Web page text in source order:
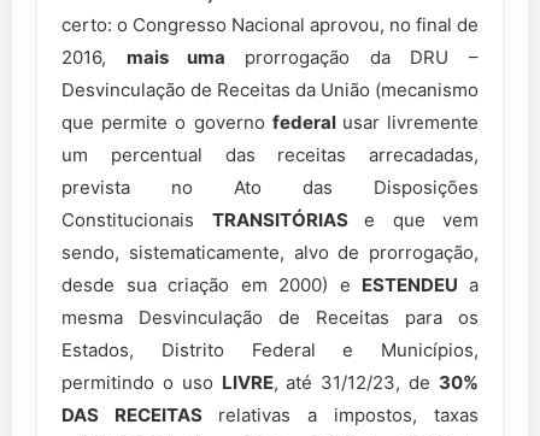
certo: o Congresso Nacional aprovou, no final de
2016, mais uma prorrogação da DRU –
Desvinculação de Receitas da União (mecanismo
que permite o governo federal usar livremente
um percentual das receitas arrecadadas,
prevista no Ato das Disposições
Constitucionais TRANSITÓRIAS e que vem
sendo, sistematicamente, alvo de prorrogação,
desde sua criação em 2000) e ESTENDEUa
mesma Desvinculação de Receitas para os
Estados, Distrito Federal e Municípios,
permitindo o uso LIVRE, até 31/12/23, de 30%
DAS RECEITAS relativas a impostos, taxas